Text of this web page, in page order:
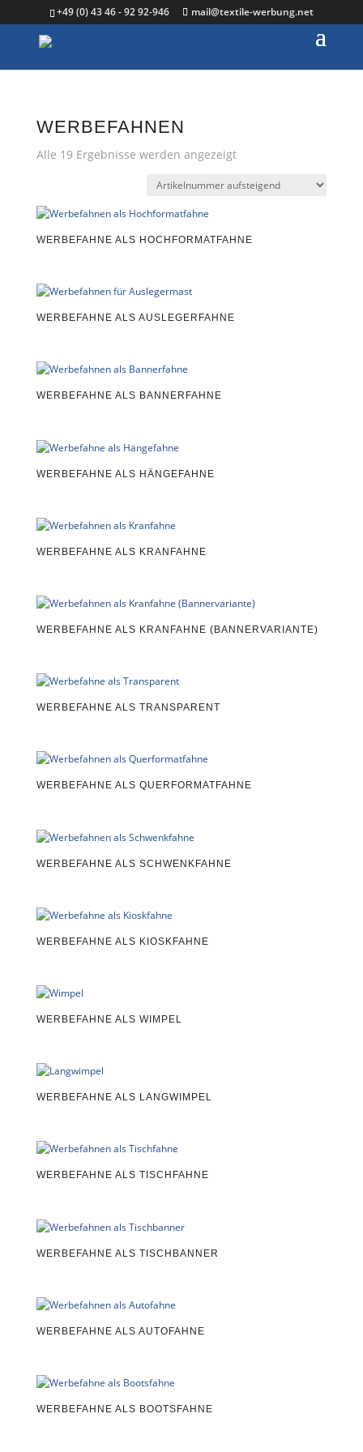
+49 (0) 43 46 - 92 92-946 mail@textile-werbung.net
WERBEFAHNEN
Alle 19 Ergebnisse werden angezeigt
WERBEFAHNE ALS HOCHFORMATFAHNE
WERBEFAHNE ALS AUSLEGERFAHNE
WERBEFAHNE ALS BANNERFAHNE
WERBEFAHNE ALS HÄNGEFAHNE
WERBEFAHNE ALS KRANFAHNE
WERBEFAHNE ALS KRANFAHNE (BANNERVARIANTE)
WERBEFAHNE ALS TRANSPARENT
WERBEFAHNE ALS QUERFORMATFAHNE
WERBEFAHNE ALS SCHWENKFAHNE
WERBEFAHNE ALS KIOSKFAHNE
WERBEFAHNE ALS WIMPEL
WERBEFAHNE ALS LANGWIMPEL
WERBEFAHNE ALS TISCHFAHNE
WERBEFAHNE ALS TISCHBANNER
WERBEFAHNE ALS AUTOFAHNE
WERBEFAHNE ALS BOOTSFAHNE